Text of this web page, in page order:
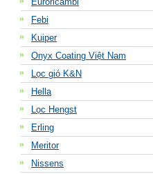
Febi
Kuiper
Onyx Coating Việt Nam
Lọc gió K&N
Hella
Lọc Hengst
Erling
Meritor
Nissens